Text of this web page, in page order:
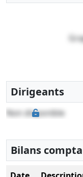
Dirigeants
Non disponible
Bilans